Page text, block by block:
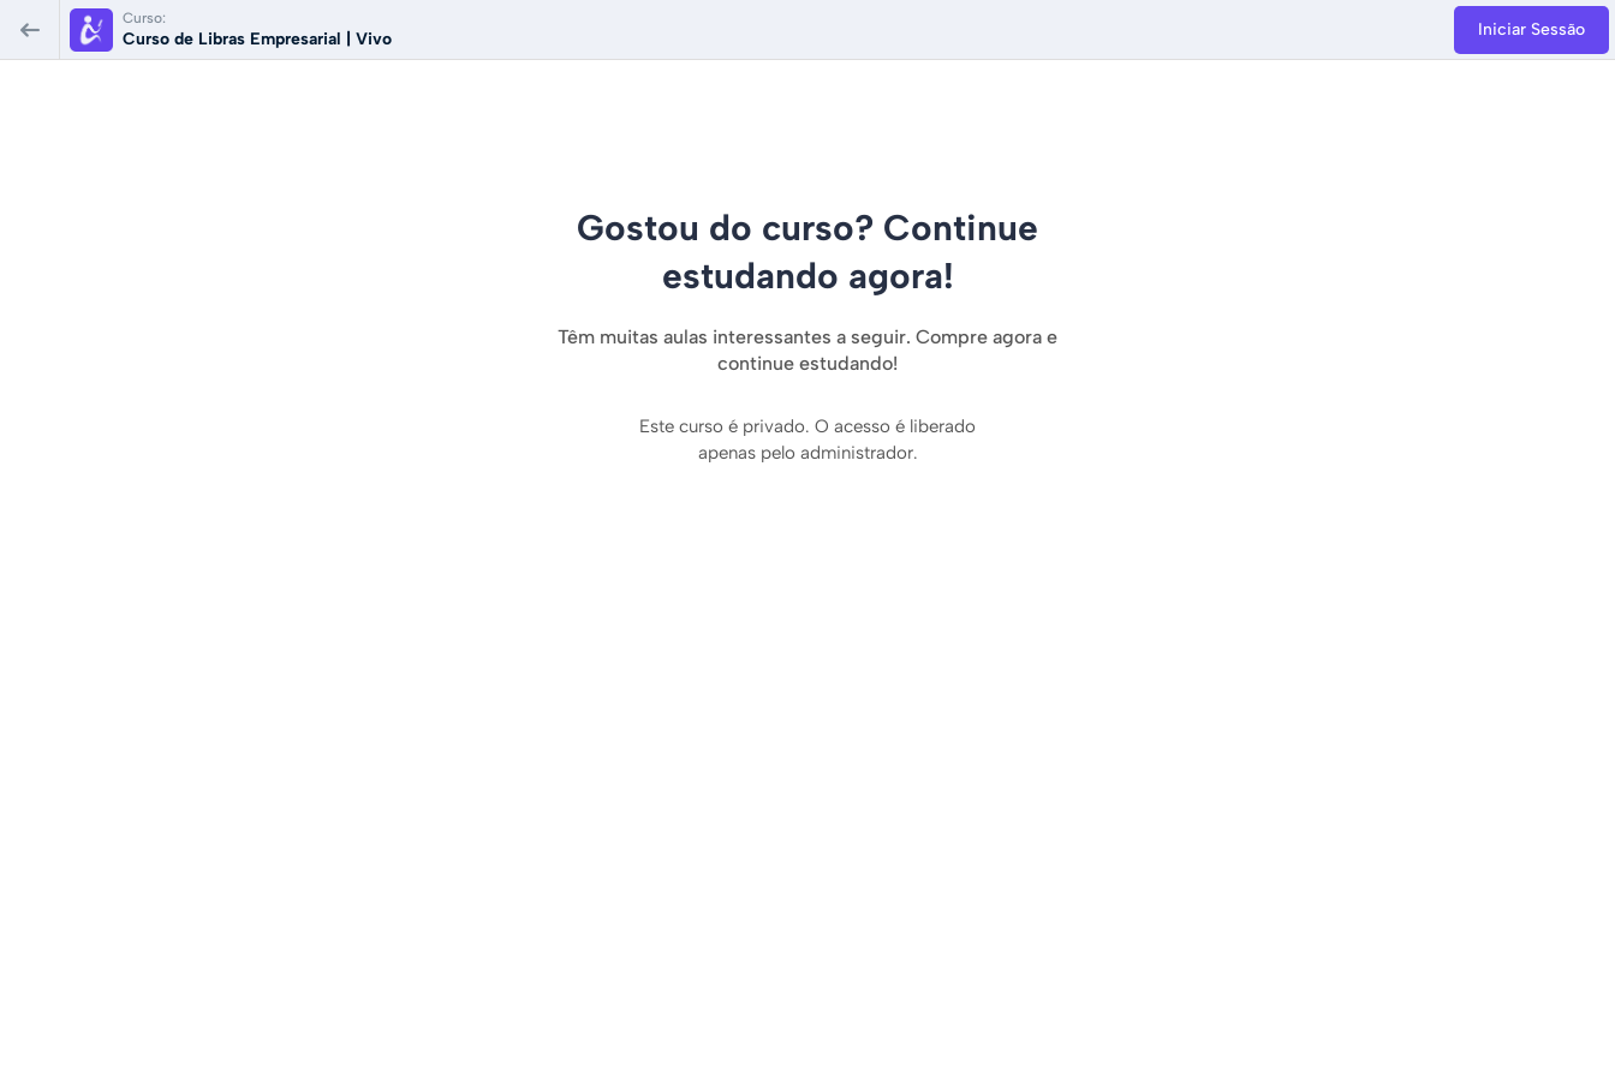
Curso:
Curso de Libras Empresarial | Vivo Iniciar Sessão
Gostou do curso? Continue
estudando agora!
Têm muitas aulas interessantes a seguir. Compre agora e
continue estudando!
Este curso é privado. O acesso é liberado
apenas pelo administrador.